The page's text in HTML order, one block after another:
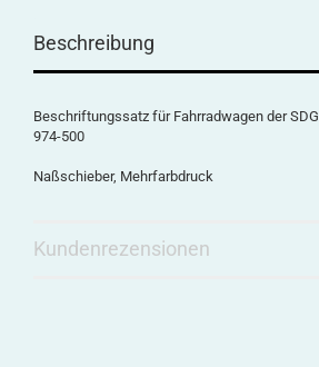
Beschreibung
Beschriftungssatz für Fahrradwagen der SDG
974-500
Naßschieber, Mehrfarbdruck
Kundenrezensionen